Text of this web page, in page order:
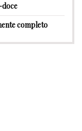
doce
completo